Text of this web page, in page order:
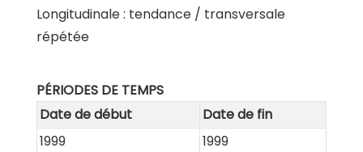
Longitudinale : tendance / transversale
répétée
PÉRIODES DE TEMPS
Date de début
Date de fin
1999
1999